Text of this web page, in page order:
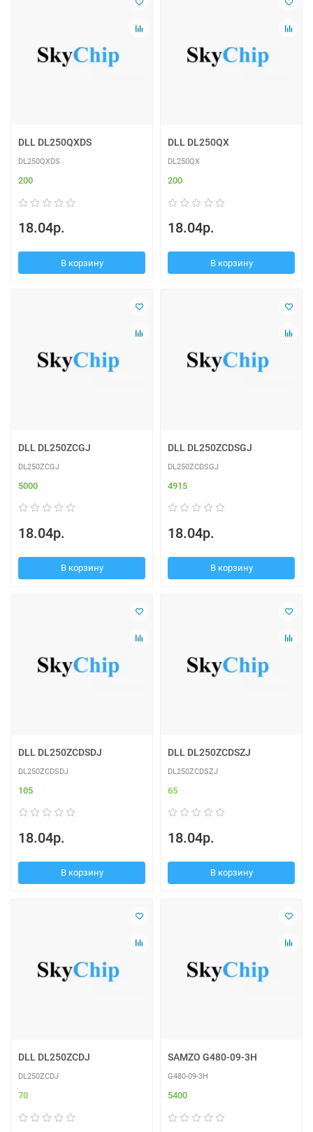
DLL DL250QXDS
DL250QXDS
200
18.04р.
В корзину
DLL DL250QX
DL250QX
200
18.04р.
В корзину
DLL DL250ZCGJ
DL250ZCGJ
5000
18.04р.
В корзину
DLL DL250ZCDSGJ
DL250ZCDSGJ
4915
18.04р.
В корзину
DLL DL250ZCDSDJ
DL250ZCDSDJ
105
18.04р.
В корзину
DLL DL250ZCDSZJ
DL250ZCDSZJ
65
18.04р.
В корзину
DLL DL250ZCDJ
DL250ZCDJ
70
SAMZO G480-09-3H
G480-09-3H
5400